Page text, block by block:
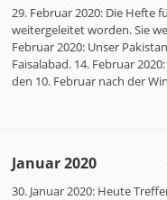
29. Februar 2020: Die Hefte
weitergeleitet worden. Sie
Februar 2020: Unser
Faisalabad. 14. Februar
den 10. Februar nach der
Januar 2020
30. Januar 2020: Heute